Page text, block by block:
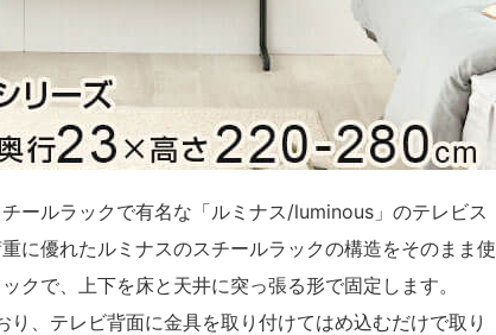
ールラックで有名な「ルミナス/luminous」のテレビス
に優れたルミナスのスチールラックの構造をそのまま使
クで、上下を床と天井に突っ張る形で固定します。
、テレビ背面に金具を取り付けてはめ込むだけで取り